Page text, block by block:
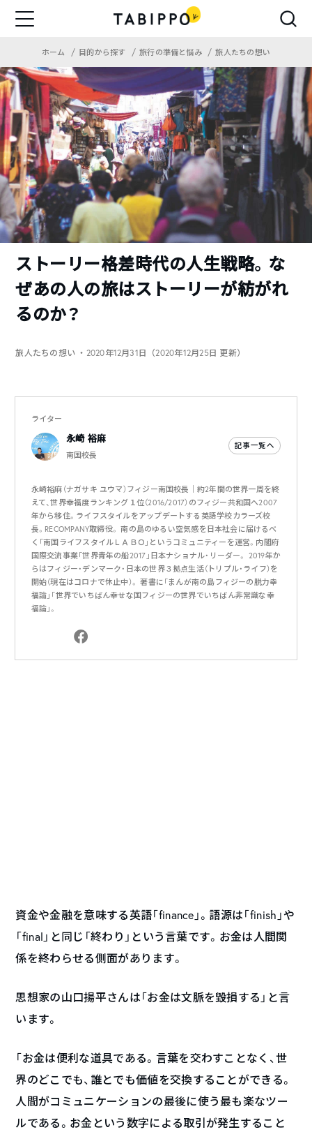
ホーム 目的から探す 旅行の準備と悩み 旅人たちの想い
ストーリー格差時代の人生戦略。な
ぜあの人の旅はストーリーが紡がれ
るのか？
旅人たちの想い ・2020年12月31日（2020年12月25日 更新）
ライター
永崎 裕麻
南国校長
記事一覧へ
永崎裕麻（ナガサキ ユウマ）フィジー南国校長｜約2年間の世界一周を終
えて、世界幸福度ランキング１位（2016/2017）のフィジー共和国へ2007
年から移住。ライフスタイルをアップデートする英語学校カラーズ校
長。RECOMPANY取締役。 南の島のゆるい空気感を日本社会に届けるべ
く「南国ライフスタイルＬＡＢＯ」というコミュニティーを運営。内閣府
国際交流事業「世界青年の船2017」日本ナショナル・リーダー。 2019年か
らはフィジー・デンマーク・日本の世界３拠点生活（トリプル・ライフ）を
開始（現在はコロナで休止中）。 著書に「まんが南の島フィジーの脱力幸
福論」「世界でいちばん幸せな国フィジーの世界でいちばん非常識な幸
福論」。
資金や金融を意味する英語「finance」。語源は「finish」や
「final」と同じ「終わり」という言葉です。お金は人間関
係を終わらせる側面があります。
思想家の山口揚平さんは「お金は文脈を毀損する」と言
います。
「お金は便利な道具である。言葉を交わすことなく、世
界のどこでも、誰とでも価値を交換することができる。
人間がコミュニケーションの最後に使う最も楽なツー
ルである。お金という数字による取引が発生すること